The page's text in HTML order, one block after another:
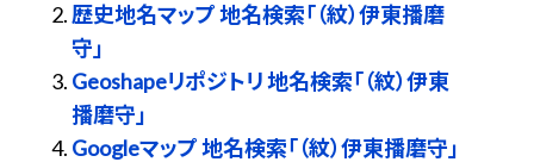
歴史地名マップ 地名検索「（紋）伊東播磨
守」
Geoshapeリポジトリ 地名検索「（紋）伊東
播磨守」
Googleマップ 地名検索「（紋）伊東播磨守」